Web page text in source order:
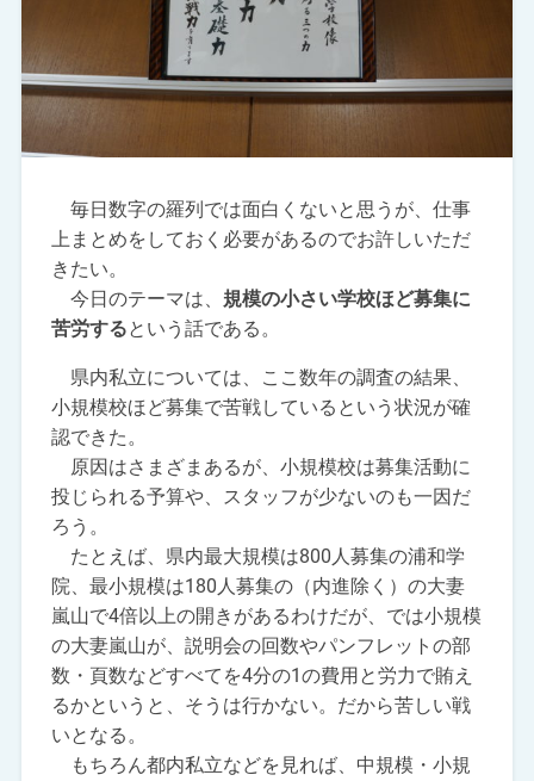
毎日数字の羅列では面白くないと思うが、仕事
上まとめをしておく必要があるのでお許しいただ
きたい。
今日のテーマは、 規模の小さい学校ほど募集に
苦労するという話である。
県内私立については、ここ数年の調査の結果、
小規模校ほど募集で苦戦しているという状況が確
認できた。
原因はさまざまあるが、小規模校は募集活動に
投じられる予算や、スタッフが少ないのも一因だ
ろう。
たとえば、県内最大規模は800人募集の浦和学
院、最小規模は180人募集の（内進除く）の大妻
嵐山で4倍以上の開きがあるわけだが、では小規模
の大妻嵐山が、説明会の回数やパンフレットの部
数・頁数などすべてを4分の1の費用と労力で賄え
るかというと、そうは行かない。だから苦しい戦
いとなる。
もちろん都内私立などを見れば、中規模・小規